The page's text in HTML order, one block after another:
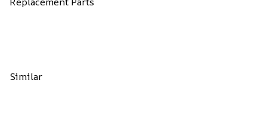
Similar